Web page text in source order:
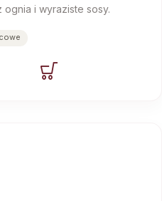
ognia i wyraziste sosy.